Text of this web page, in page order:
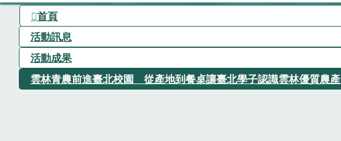
首頁
活動訊息
活動成果
雲林青農前進臺北校園 從產地到餐桌讓臺北學子認識雲林優質農產